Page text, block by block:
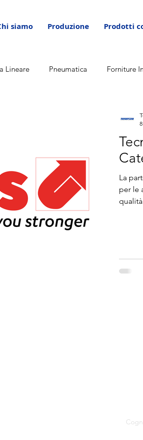
siamo Produzione Prodotti
Lineare Pneumatica Forniture
La
per le